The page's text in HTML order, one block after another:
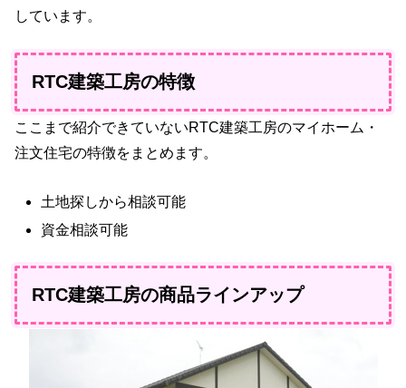
しています。
RTC建築工房の特徴
ここまで紹介できていないRTC建築工房のマイホーム・
注文住宅の特徴をまとめます。
土地探しから相談可能
資金相談可能
RTC建築工房の商品ラインアップ